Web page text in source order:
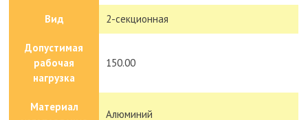
Вид 2-секционная
Допустимая
рабочая
нагрузка
150.00
Материал
Алюминий